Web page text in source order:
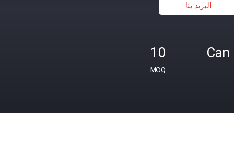
البريد بنا
10
MOQ